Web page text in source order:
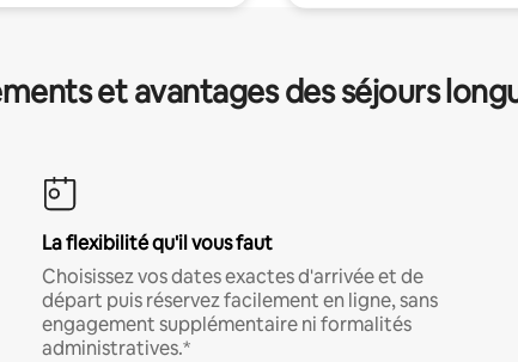
et avantages des séjours
La flexibilité qu'il vous faut
Choisissez vos dates exactes d'arrivée et de
départ puis réservez facilement en ligne, sans
engagement supplémentaire ni formalités
administratives.*